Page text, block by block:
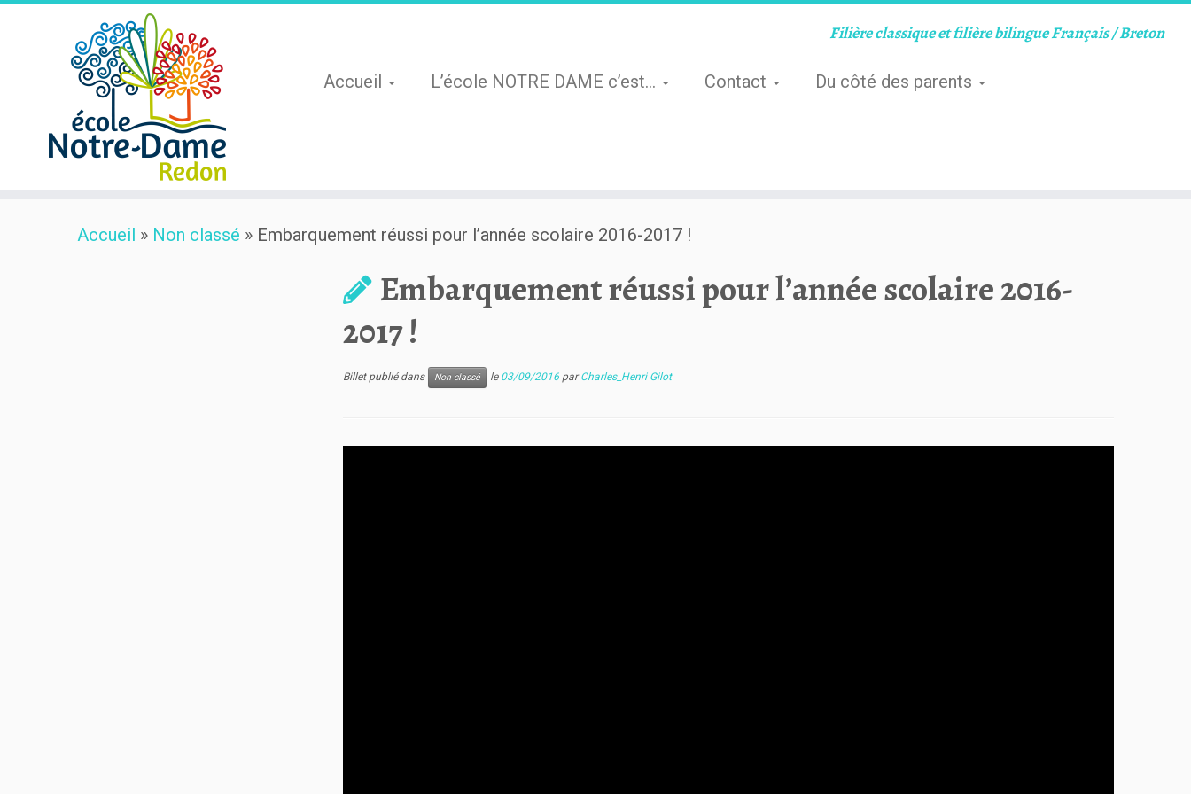
Filière classique et filière bilingue Français / Breton
Accueil L’école NOTRE DAME c’est… Contact Du côté des parents
Accueil » Non classé » Embarquement réussi pour l’année scolaire 2016-2017 !
Embarquement réussi pour l’année scolaire 2016-
2017 !
Billet publié dans Non classé le 03/09/2016 parCharles_Henri Gilot